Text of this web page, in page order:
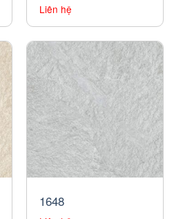
Liên hệ
1648